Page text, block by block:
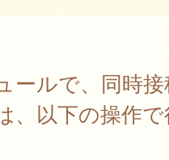
ールで、同時
、以下の操作